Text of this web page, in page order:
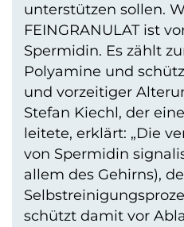
unterstützen sollen.
FEINGRANULAT ist
Spermidin. Es zählt
Polyamine und
und vorzeitiger
Stefan Kiechl, der
leitete, erklärt: „Die
von Spermidin
allem des Gehirns),
schützt damit vor